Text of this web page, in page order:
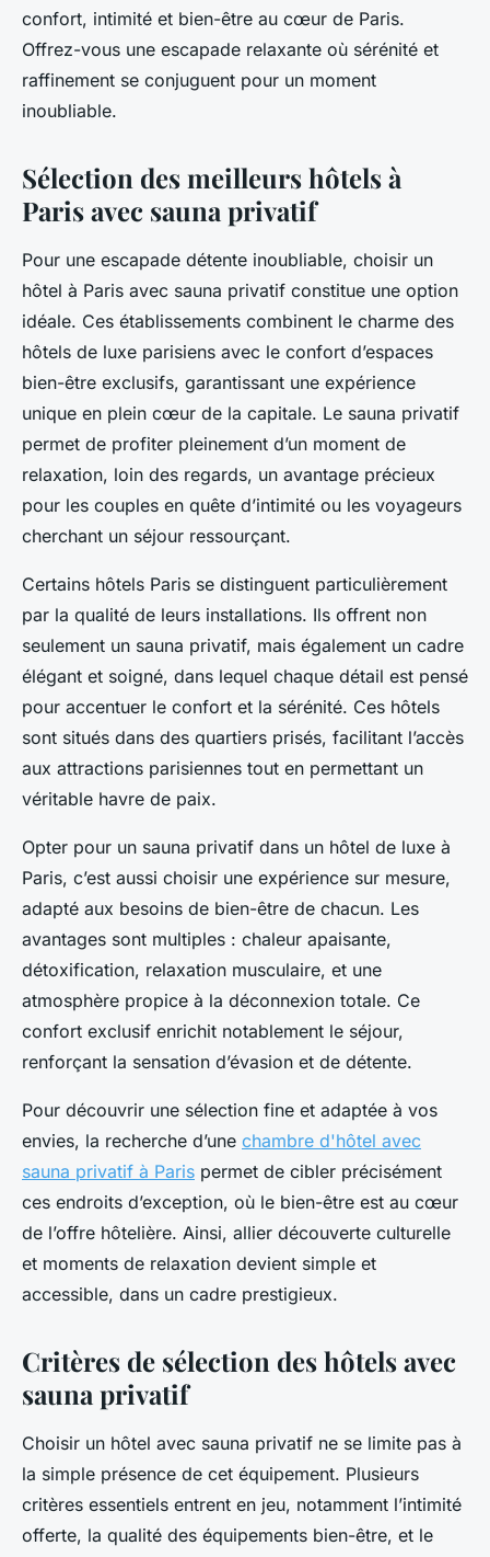
confort, intimité et bien-être au cœur de Paris.
Offrez-vous une escapade relaxante où sérénité et
raffinement se conjuguent pour un moment
inoubliable.
Sélection des meilleurs hôtels à
Paris avec sauna privatif
Pour une escapade détente inoubliable, choisir un
hôtel à Paris avec sauna privatif constitue une option
idéale. Ces établissements combinent le charme des
hôtels de luxe parisiens avec le confort d’espaces
bien-être exclusifs, garantissant une expérience
unique en plein cœur de la capitale. Le sauna privatif
permet de profiter pleinement d’un moment de
relaxation, loin des regards, un avantage précieux
pour les couples en quête d’intimité ou les voyageurs
cherchant un séjour ressourçant.
Certains hôtels Paris se distinguent particulièrement
par la qualité de leurs installations. Ils offrent non
seulement un sauna privatif, mais également un cadre
élégant et soigné, dans lequel chaque détail est pensé
pour accentuer le confort et la sérénité. Ces hôtels
sont situés dans des quartiers prisés, facilitant l’accès
aux attractions parisiennes tout en permettant un
véritable havre de paix.
Opter pour un sauna privatif dans un hôtel de luxe à
Paris, c’est aussi choisir une expérience sur mesure,
adapté aux besoins de bien-être de chacun. Les
avantages sont multiples : chaleur apaisante,
détoxification, relaxation musculaire, et une
atmosphère propice à la déconnexion totale. Ce
confort exclusif enrichit notablement le séjour,
renforçant la sensation d’évasion et de détente.
Pour découvrir une sélection fine et adaptée à vos
envies, la recherche d’une chambre d'hôtel avec
sauna privatif à Paris permet de cibler précisément
ces endroits d’exception, où le bien-être est au cœur
de l’offre hôtelière. Ainsi, allier découverte culturelle
et moments de relaxation devient simple et
accessible, dans un cadre prestigieux.
Critères de sélection des hôtels avec
sauna privatif
Choisir un hôtel avec sauna privatif ne se limite pas à
la simple présence de cet équipement. Plusieurs
critères essentiels entrent en jeu, notamment l’intimité
offerte, la qualité des équipements bien-être, et le